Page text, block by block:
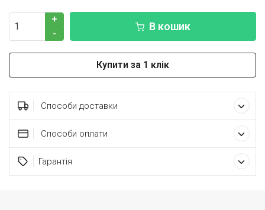
+
-
В кошик
Купити за 1 клік
Способи доставки
Способи оплати
Гарантія